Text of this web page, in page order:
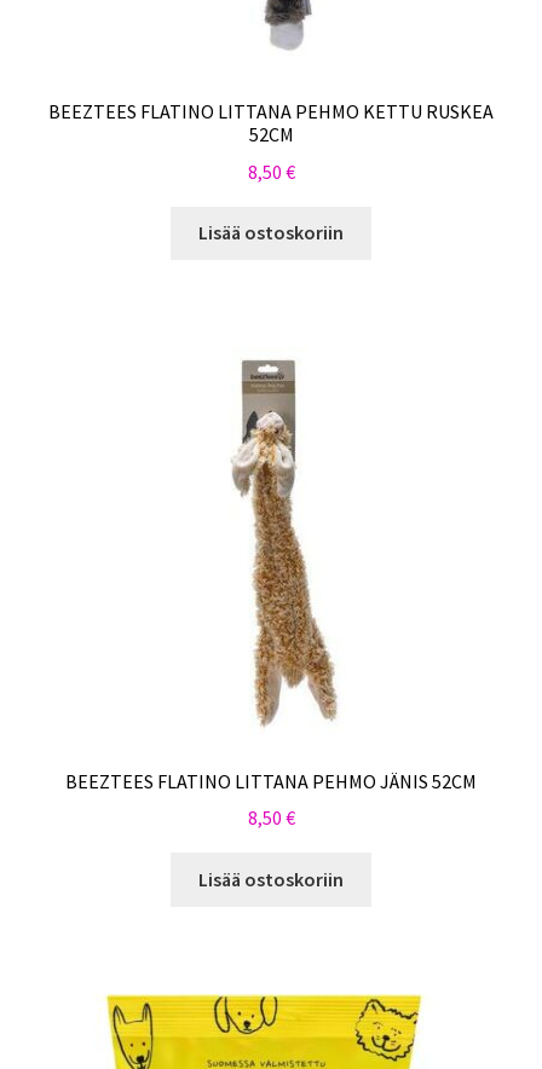
BEEZTEES FLATINO LITTANA PEHMO KETTU RUSKEA
52CM
8,50 €
Lisää ostoskoriin
BEEZTEES FLATINO LITTANA PEHMO JÄNIS 52CM
8,50 €
Lisää ostoskoriin